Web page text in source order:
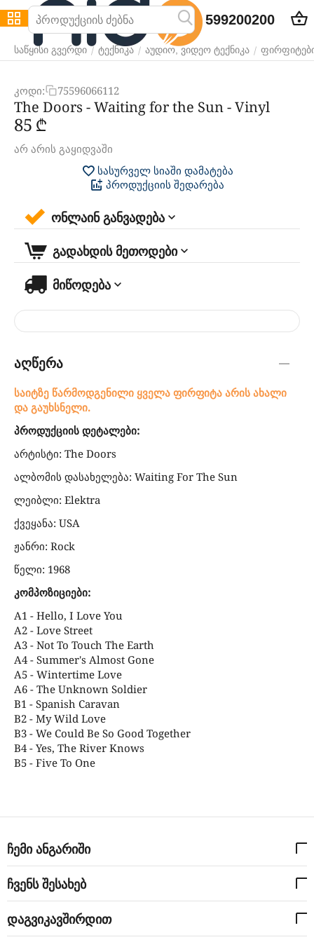
599200200
საწყისი გვერდი / ტექნიკა / აუდიო, ვიდეო ტექნიკა /
კოდი: 75596066112
The Doors - Waiting for the Sun - Vinyl
‍85‍ ₾
არ არის გაყიდვაში
სასურველ სიაში დამატება
პროდუქციის შედარება
ონლაინ განვადება
გადახდის მეთოდები
მიწოდება
აღწერა
საიტზე წარმოდგენილი ყველა ფირფიტა არის ახალი
და გაუხსნელი.
პროდუქციის დეტალები:
არტისტი: The Doors
ალბომის დასახელება: Waiting For The Sun
ლეიბლი: Elektra
ქვეყანა: USA
ჟანრი: Rock
წელი: 1968
კომპოზიციები:
A1 - Hello, I Love You
A2 - Love Street
A3 - Not To Touch The Earth
A4 - Summer's Almost Gone
A5 - Wintertime Love
A6 - The Unknown Soldier
B1 - Spanish Caravan
B2 - My Wild Love
B3 - We Could Be So Good Together
B4 - Yes, The River Knows
B5 - Five To One
ჩემი ანგარიში
ჩვენს შესახებ
დაგვიკავშირდით